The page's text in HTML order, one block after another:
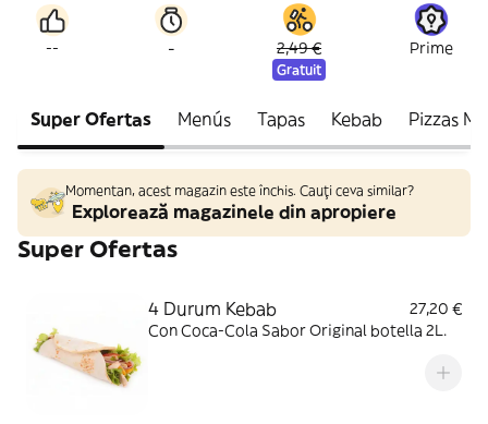
-- - 2,49 €
Gratuit
Prime
Super Ofertas Menús Tapas Kebab Pizzas
Momentan, acest magazin este închis. Cauți ceva similar?
Explorează magazinele din apropiere
Super Ofertas
4 Durum Kebab
27,20 €
Con Coca-Cola Sabor Original botella 2L.